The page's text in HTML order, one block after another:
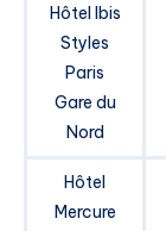
Hôtel Ibis
Styles
Paris
Gare du
Nord
Hôtel
Mercure